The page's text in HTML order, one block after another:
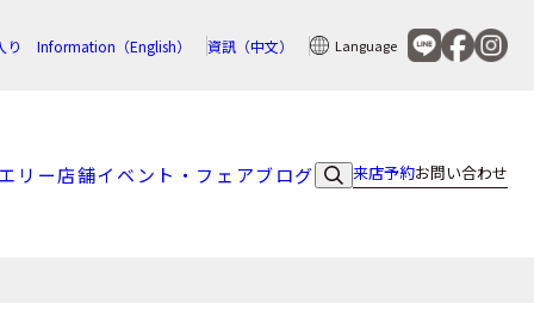
り Information（English） 資訊（中文） Language
リー店舗イベント・フェアブログ 来店予約お問い合わせ